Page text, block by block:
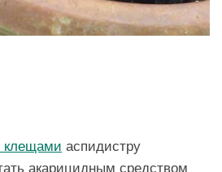
клещами аспидистру
акарицидным средством